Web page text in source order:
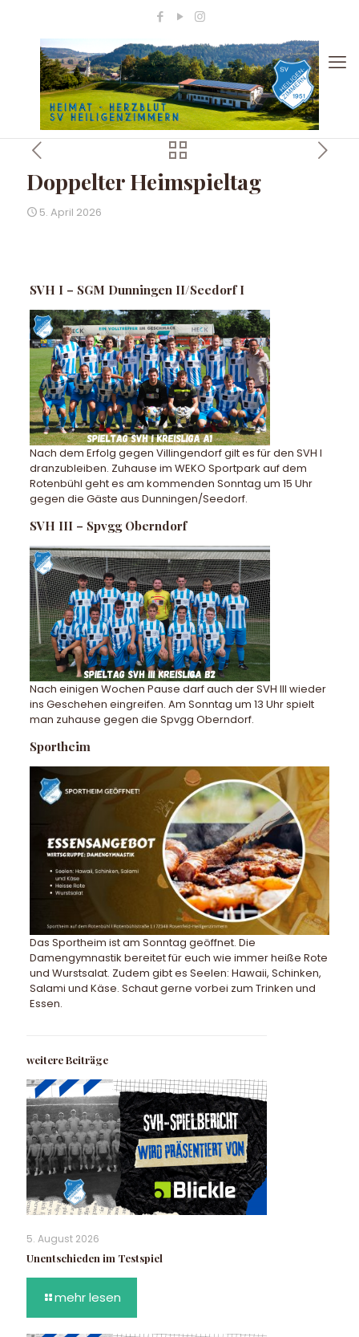
Doppelter Heimspieltag
5. April 2026
SVH I – SGM Dunningen II/Seedorf I
Nach dem Erfolg gegen Villingendorf gilt es für den SVH I
dranzubleiben. Zuhause im WEKO Sportpark auf dem
Rotenbühl geht es am kommenden Sonntag um 15 Uhr
gegen die Gäste aus Dunningen/Seedorf.
SVH III – Spvgg Oberndorf
Nach einigen Wochen Pause darf auch der SVH III wieder
ins Geschehen eingreifen. Am Sonntag um 13 Uhr spielt
man zuhause gegen die Spvgg Oberndorf.
Sportheim
Das Sportheim ist am Sonntag geöffnet. Die
Damengymnastik bereitet für euch wie immer heiße Rote
und Wurstsalat. Zudem gibt es Seelen: Hawaii, Schinken,
Salami und Käse. Schaut gerne vorbei zum Trinken und
Essen.
weitere Beiträge
5. August 2026
Unentschieden im Testspiel
mehr lesen